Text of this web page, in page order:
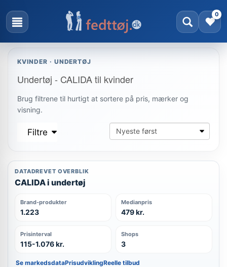
0
KVINDER · UNDERTØJ
Undertøj - CALIDA til kvinder
Brug filtrene til hurtigt at sortere på pris, mærker og
visning.
Filtre
DATADREVET OVERBLIK
CALIDA i undertøj
Brand-produkter
1.223
Medianpris
479 kr.
Prisinterval
115-1.076 kr.
Shops
3
Se markedsdataPrisudviklingReelle tilbud